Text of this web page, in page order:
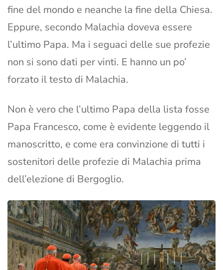
fine del mondo e neanche la fine della Chiesa.
Eppure, secondo Malachia doveva essere
l’ultimo Papa. Ma i seguaci delle sue profezie
non si sono dati per vinti. E hanno un po’
forzato il testo di Malachia.
Non è vero che l’ultimo Papa della lista fosse
Papa Francesco, come è evidente leggendo il
manoscritto, e come era convinzione di tutti i
sostenitori delle profezie di Malachia prima
dell’elezione di Bergoglio.